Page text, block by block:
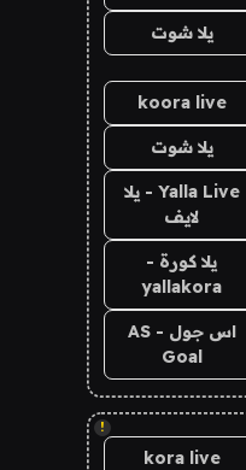
يلا شوت
koora live
يلا شوت
Yalla Live - يلا
لايف
يلا كورة -
yallakora
اس جول - AS
Goal
!
kora live